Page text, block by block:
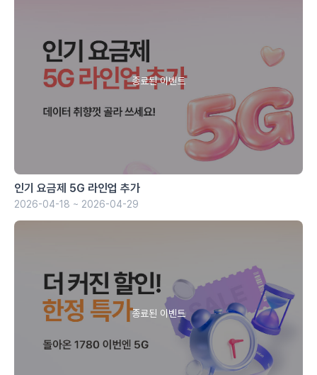
인기 요금제 5G 라인업 추가
2026-04-18 ~ 2026-04-29